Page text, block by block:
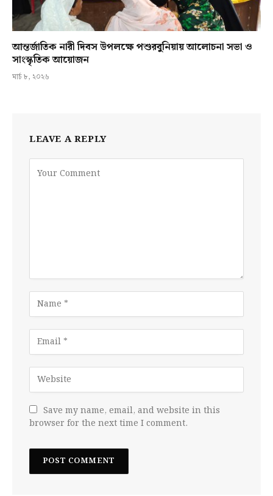
আন্তর্জাতিক নারী দিবস উপলক্ষে পশুরবুনিয়ায় আলোচনা সভা ও
সাংস্কৃতিক আয়োজন
মার্চ ৮, ২০২৬
LEAVE A REPLY
Save my name, email, and website in this
browser for the next time I comment.